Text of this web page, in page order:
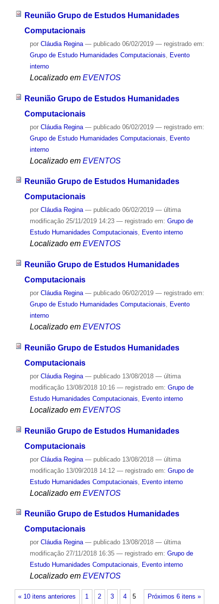
Reunião Grupo de Estudos Humanidades
Computacionais
por Cláudia Regina — publicado06/02/2019 — registrado em:
Grupo de Estudo Humanidades Computacionais, Evento
interno
Localizado em EVENTOS
Reunião Grupo de Estudos Humanidades
Computacionais
por Cláudia Regina — publicado06/02/2019 — registrado em:
Grupo de Estudo Humanidades Computacionais
Evento
interno
Localizado em EVENTOS
Reunião Grupo de Estudos Humanidades
Computacionais
por Cláudia Regina — publicado06/02/2019 — última
modificação25/11/2019 14:23 — registrado em: Grupo de
Estudo Humanidades Computacionais, Evento interno
Localizado em EVENTOS
Reunião Grupo de Estudos Humanidades
Computacionais
por Cláudia Regina — publicado06/02/2019 — registrado em:
Grupo de Estudo Humanidades Computacionais, Evento
interno
Localizado em EVENTOS
Reunião Grupo de Estudos Humanidades
Computacionais
por Cláudia Regina — publicado13/08/2018 — última
modificação13/08/2018 10:16 — registrado em: Grupo de
Estudo Humanidades Computacionais
Evento interno
Localizado em EVENTOS
Reunião Grupo de Estudos Humanidades
Computacionais
por Cláudia Regina — publicado13/08/2018 — última
modificação13/09/2018 14:12 — registrado em: Grupo de
Estudo Humanidades Computacionais
Evento interno
Localizado em EVENTOS
Reunião Grupo de Estudos Humanidades
Computacionais
por Cláudia Regina — publicado13/08/2018 — última
modificação27/11/2018 16:35 — registrado em: Grupo de
Estudo Humanidades Computacionais, Evento interno
Localizado em EVENTOS
« 10 itens anteriores Próximos 6 itens »
1 2 3 4 5